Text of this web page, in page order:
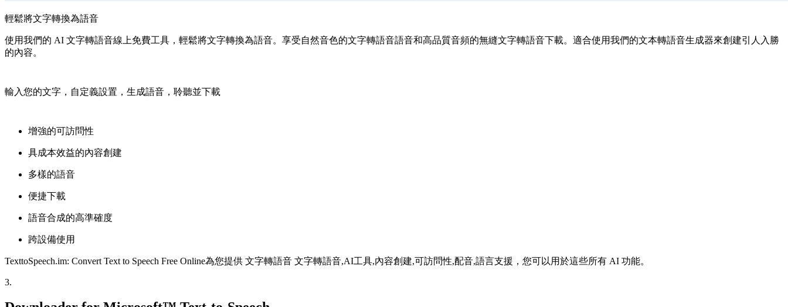
輕鬆將文字轉換為語音
使用我們的 AI 文字轉語音線上免費工具，輕鬆將文字轉換為語音。享受自然音色的文字轉語音語音和高品質音頻的無縫文字轉語音下載。適合使用我們的文本轉語音生成器來創建引人入勝
的內容。
輸入您的文字，自定義設置，生成語音，聆聽並下載
增強的可訪問性
具成本效益的內容創建
多樣的語音
便捷下載
語音合成的高準確度
跨設備使用
TexttoSpeech.im: Convert Text to Speech Free Online為您提供 文字轉語音 文字轉語音,AI工具,內容創建,可訪問性,配音,語言支援，您可以用於這些所有 AI 功能。
3.